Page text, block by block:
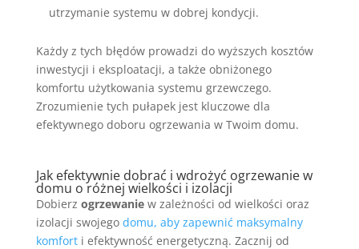
utrzymanie systemu w dobrej kondycji.
Każdy z tych błędów prowadzi do wyższych kosztów
inwestycji i eksploatacji, a także obniżonego
komfortu użytkowania systemu grzewczego.
Zrozumienie tych pułapek jest kluczowe dla
efektywnego doboru ogrzewania w Twoim domu.
Jak efektywnie dobrać i wdrożyć ogrzewanie w
domu o różnej wielkości i izolacji
Dobierz ogrzewaniew zależności od wielkości oraz
izolacji swojego domu, aby zapewnić maksymalny
komforti efektywność energetyczną. Zacznij od